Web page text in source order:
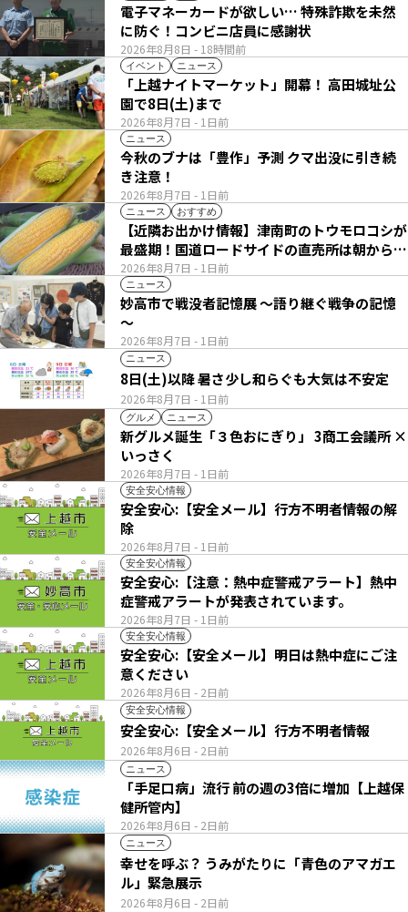
2026年8月8日 - 18時間前
電子マネーカードが欲しい… 特殊詐欺を未然
に防ぐ！コンビニ店員に感謝状
イベント ニュース
2026年8月7日 - 1日前
「上越ナイトマーケット」開幕！ 高田城址公
園で8日(土)まで
ニュース
2026年8月7日 - 1日前
今秋のブナは「豊作」予測 クマ出没に引き続
き注意！
ニュース おすすめ
2026年8月7日 - 1日前
【近隣お出かけ情報】津南町のトウモロコシが
最盛期！国道ロードサイドの直売所は朝から長
い列
ニュース
2026年8月7日 - 1日前
妙高市で戦没者記憶展 ～語り継ぐ戦争の記憶
～
ニュース
2026年8月7日 - 1日前
8日(土)以降 暑さ少し和らぐも大気は不安定
グルメ ニュース
2026年8月7日 - 1日前
新グルメ誕生「３色おにぎり」 3商工会議所 ×
いっさく
安全安心情報
2026年8月7日 - 1日前
安全安心:【安全メール】行方不明者情報の解
除
安全安心情報
2026年8月7日 - 1日前
安全安心:【注意：熱中症警戒アラート】熱中
症警戒アラートが発表されています。
安全安心情報
2026年8月6日 - 2日前
安全安心:【安全メール】明日は熱中症にご注
意ください
安全安心情報
2026年8月6日 - 2日前
安全安心:【安全メール】行方不明者情報
ニュース
2026年8月6日 - 2日前
「手足口病」流行 前の週の3倍に増加【上越保
健所管内】
ニュース
2026年8月6日 - 2日前
幸せを呼ぶ？ うみがたりに「青色のアマガエ
ル」緊急展示